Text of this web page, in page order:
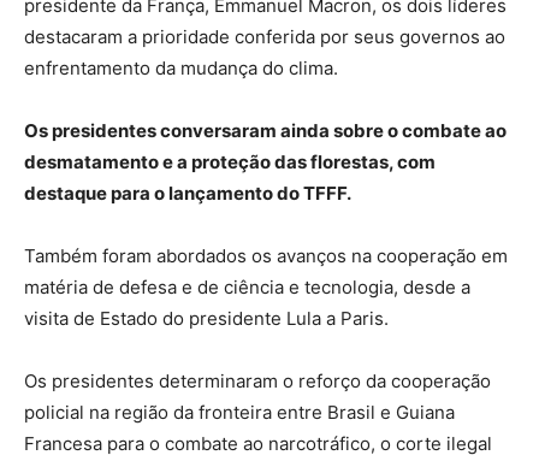
presidente da França, Emmanuel Macron, os dois líderes
destacaram a prioridade conferida por seus governos ao
enfrentamento da mudança do clima.
Os presidentes conversaram ainda sobre o combate ao
desmatamento e a proteção das florestas, com
destaque para o lançamento do TFFF.
Também foram abordados os avanços na cooperação em
matéria de defesa e de ciência e tecnologia, desde a
visita de Estado do presidente Lula a Paris.
Os presidentes determinaram o reforço da cooperação
policial na região da fronteira entre Brasil e Guiana
Francesa para o combate ao narcotráfico, o corte ilegal